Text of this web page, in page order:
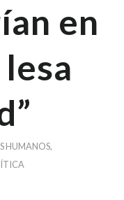
en
HUMANOS,